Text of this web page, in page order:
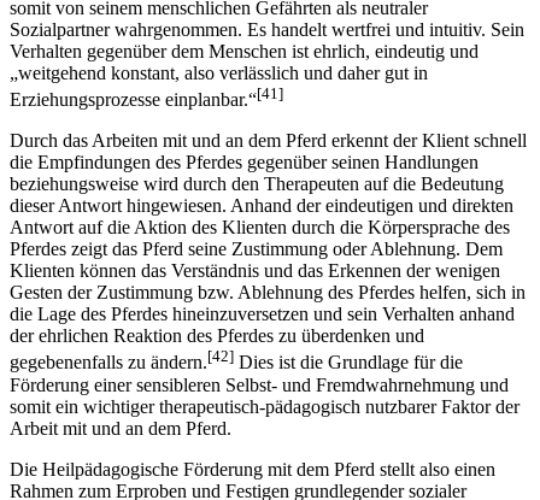
Außerdem ist das Pferd ein sehr eigenständiges Wesen und wird
somit von seinem menschlichen Gefährten als neutraler
Sozialpartner wahrgenommen. Es handelt wertfrei und intuitiv. Sein
Verhalten gegenüber dem Menschen ist ehrlich, eindeutig und
„weitgehend konstant, also verlässlich und daher gut in
Erziehungsprozesse einplanbar.“[41]
Durch das Arbeiten mit und an dem Pferd erkennt der Klient schnell
die Empfindungen des Pferdes gegenüber seinen Handlungen
beziehungsweise wird durch den Therapeuten auf die Bedeutung
dieser Antwort hingewiesen. Anhand der eindeutigen und direkten
Antwort auf die Aktion des Klienten durch die Körpersprache des
Pferdes zeigt das Pferd seine Zustimmung oder Ablehnung. Dem
Klienten können das Verständnis und das Erkennen der wenigen
Gesten der Zustimmung bzw. Ablehnung des Pferdes helfen, sich in
die Lage des Pferdes hineinzuversetzen und sein Verhalten anhand
der ehrlichen Reaktion des Pferdes zu überdenken und
gegebenenfalls zu ändern.[42]Dies ist die Grundlage für die
Förderung einer sensibleren Selbst- und Fremdwahrnehmung und
Arbeit mit und an dem Pferd.